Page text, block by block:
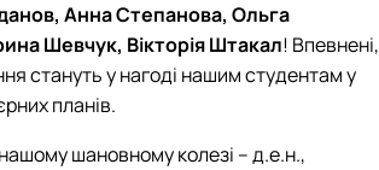
Анна Степанова, Ольга
Шевчук, Вікторія Штакал! Впевнені,
стануть у нагоді нашим студентам у
планів.
шановному колезі – д.е.н.,